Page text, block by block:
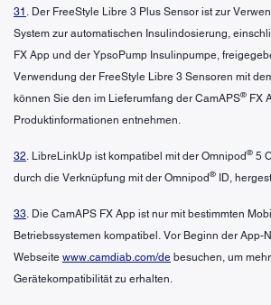
31
. Der FreeStyle Libre 3 Plus Sensor ist zur
System zur automatischen Insulindosierung,
FX App und der YpsoPump Insulinpumpe,
Verwendung der FreeStyle Libre 3 Sensoren mit
können Sie den im Lieferumfang der CamAPS® FX
Produktinformationen entnehmen.
32 . LibreLinkUp ist kompatibel mit der Omnipod® 5
durch die Verknüpfung mit der Omnipod® ID,
33 . Die CamAPS FX App ist nur mit bestimmten
Betriebssystemen kompatibel. Vor Beginn der App-
Webseite www.camdiab.com/de besuchen, um
Gerätekompatibilität zu erhalten.